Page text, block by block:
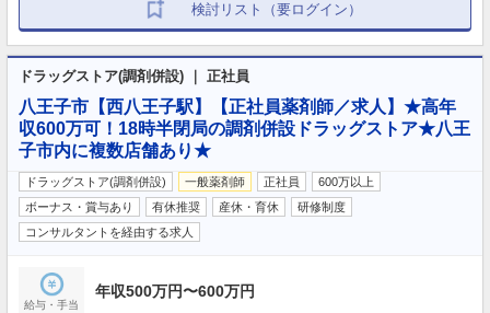
検討リスト（要ログイン）
ドラッグストア(調剤併設) ｜ 正社員
八王子市【西八王子駅】【正社員薬剤師／求人】★高年
収600万可！18時半閉局の調剤併設ドラッグストア★八王
子市内に複数店舗あり★
ドラッグストア(調剤併設) 一般薬剤師 正社員
600万以上
ボーナス・賞与あり
有休推奨 産休・育休
研修制度
コンサルタントを経由する求人
給与・手当
年収500万円〜600万円